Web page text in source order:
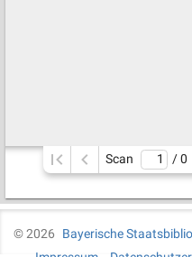
Scan / 0
©2026
Bayerische